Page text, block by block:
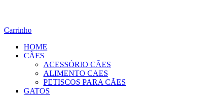
Carrinho
HOME
CÃES
ACESSÓRIO CÃES
ALIMENTO CAES
PETISCOS PARA CÃES
GATOS